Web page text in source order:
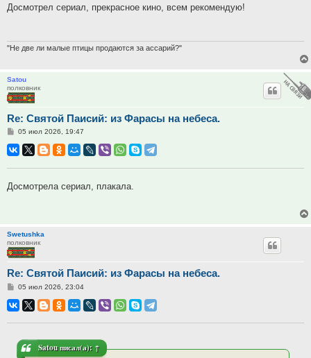
Досмотрел сериал, прекрасное кино, всем рекомендую!
"Не две ли малые птицы продаются за ассарий?"
Satou
полковник
Re: Святой Паисий: из Фарасы на небеса.
Сообщение
05 июл 2026, 19:47
Досмотрела сериал, плакала.
Swetushka
полковник
Re: Святой Паисий: из Фарасы на небеса.
Сообщение
05 июл 2026, 23:04
Satouписал(а): ↑